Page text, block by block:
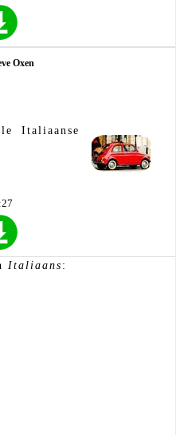
Oxen
Italiaanse
Italiaans :